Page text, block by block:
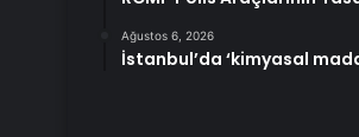
Ağustos 6, 2026
İstanbul’da ‘kimyasal